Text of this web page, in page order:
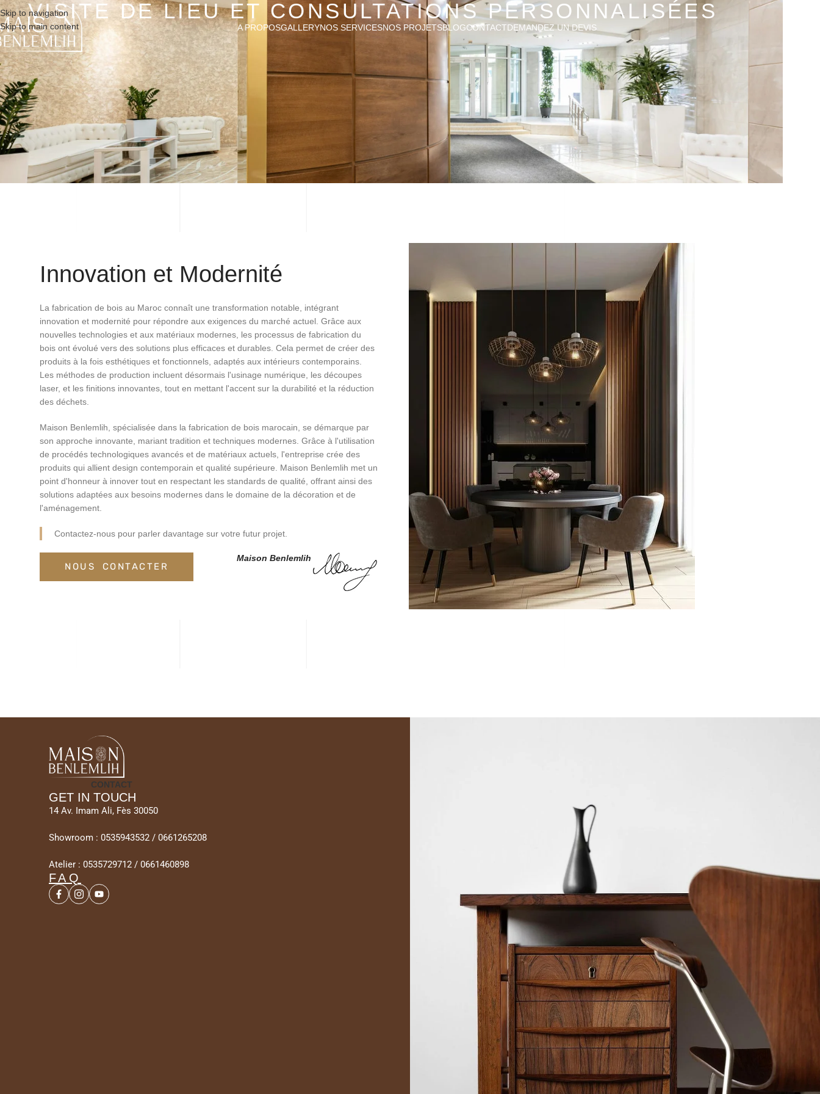
Skip to navigation
Skip to main content
A PROPOSGALLERYNOS SERVICESNOS PROJETSBLOGCONTACTDEMANDEZ UN DEVIS
VISITE DE LIEU ET CONSULTATIONS PERSONNALISÉES
Innovation et Modernité
La fabrication de bois au Maroc connaît une transformation notable, intégrant
innovation et modernité pour répondre aux exigences du marché actuel. Grâce aux
nouvelles technologies et aux matériaux modernes, les processus de fabrication du
bois ont évolué vers des solutions plus efficaces et durables. Cela permet de créer des
produits à la fois esthétiques et fonctionnels, adaptés aux intérieurs contemporains.
Les méthodes de production incluent désormais l'usinage numérique, les découpes
laser, et les finitions innovantes, tout en mettant l'accent sur la durabilité et la réduction
des déchets.
Maison Benlemlih, spécialisée dans la fabrication de bois marocain, se démarque par
son approche innovante, mariant tradition et techniques modernes. Grâce à l'utilisation
de procédés technologiques avancés et de matériaux actuels, l'entreprise crée des
produits qui allient design contemporain et qualité supérieure. Maison Benlemlih met un
point d'honneur à innover tout en respectant les standards de qualité, offrant ainsi des
solutions adaptées aux besoins modernes dans le domaine de la décoration et de
l'aménagement.
Contactez-nous pour parler davantage sur votre futur projet.
NOUS CONTACTER
Maison Benlemlih
CONTACT
GET IN TOUCH
14 Av. Imam Ali, Fès 30050
Showroom : 0535943532 / 0661265208
Atelier : 0535729712 / 0661460898
FAQ